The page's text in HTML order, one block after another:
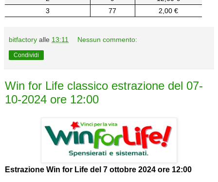
3
77 2,00 €
bitfactory alle 13:11 Nessun commento:
Condividi
Win for Life classico estrazione del 07-
10-2024 ore 12:00
Estrazione Win for Life del 7 ottobre 2024 ore 12:00